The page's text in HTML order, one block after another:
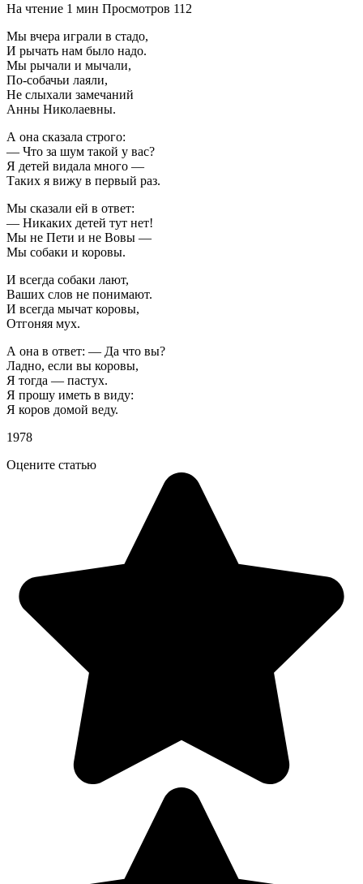
На чтение 1 мин Просмотров 112
Мы вчера играли в стадо,
И рычать нам было надо.
Мы рычали и мычали,
По-собачьи лаяли,
Не слыхали замечаний
Анны Николаевны.
А она сказала строго:
— Что за шум такой у вас?
Я детей видала много —
Таких я вижу в первый раз.
Мы сказали ей в ответ:
— Никаких детей тут нет!
Мы не Пети и не Вовы —
Мы собаки и коровы.
И всегда собаки лают,
Ваших слов не понимают.
И всегда мычат коровы,
Отгоняя мух.
А она в ответ: — Да что вы?
Ладно, если вы коровы,
Я тогда — пастух.
Я прошу иметь в виду:
Я коров домой веду.
1978
Оцените статью